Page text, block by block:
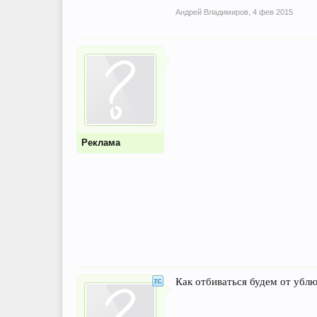
Андрей Владимиров 4 фев 2015
Реклама
Как отбиваться будем от